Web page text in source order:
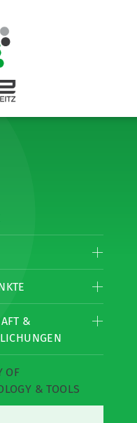
&
OF
& TOOLS